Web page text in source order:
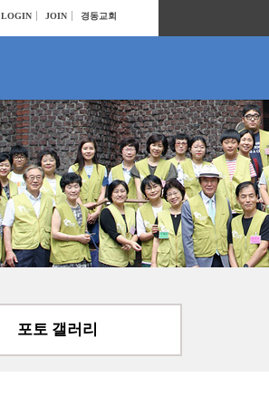
LOGIN JOIN 경동교회
포토 갤러리